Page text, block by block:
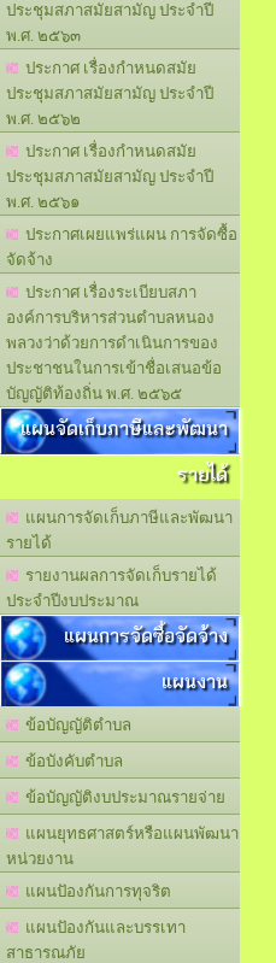
ประชุมสภาสมัยสามัญ ประจำปี
พ.ศ. ๒๕๖๓
ประกาศ เรื่องกำหนดสมัย
ประชุมสภาสมัยสามัญ ประจำปี
พ.ศ. ๒๕๖๒
ประกาศ เรื่องกำหนดสมัย
ประชุมสภาสมัยสามัญ ประจำปี
พ.ศ. ๒๕๖๑
ประกาศเผยแพร่แผน การจัดซื้อ
จัดจ้าง
ประกาศ เรื่องระเบียบสภา
องค์การบริหารส่วนตำบลหนอง
พลวงว่าด้วยการดำเนินการของ
ประชาชนในการเข้าชื่อเสนอข้อ
บัญญัติท้องถิ่น พ.ศ. ๒๕๖๕
แผนจัดเก็บภาษีและพัฒนา
รายได้
แผนการจัดเก็บภาษีและพัฒนา
รายได้
รายงานผลการจัดเก็บรายได้
ประจำปีงบประมาณ
แผนการจัดซื้อจัดจ้าง
แผนงาน
ข้อบัญญัติตำบล
ข้อบังคับตำบล
ข้อบัญญัติงบประมาณรายจ่าย
แผนยุทธศาสตร์หรือแผนพัฒนา
หน่วยงาน
แผนปัองกันการทุจริต
แผนปัองกันและบรรเทา
สาธารณภัย